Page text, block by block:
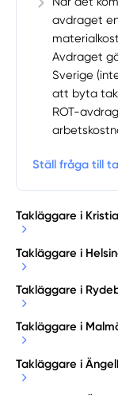
avdraget
Avdraget
Sverige
att byta
ROT-
Ställ fråga till
Takläggare i
Takläggare i
Takläggare i
Takläggare i
Takläggare i